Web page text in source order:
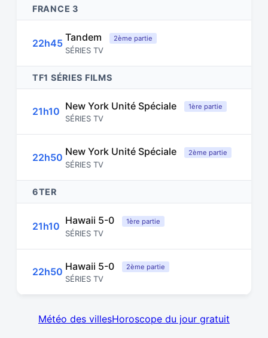
FRANCE 3
22h45 Tandem 2ème partie
SÉRIES TV
TF1 SÉRIES FILMS
21h10 New York Unité Spéciale 1ère partie
SÉRIES TV
22h50 New York Unité Spéciale 2ème partie
SÉRIES TV
6TER
21h10 Hawaii 5-0 1ère partie
SÉRIES TV
22h50 Hawaii 5-0 2ème partie
SÉRIES TV
Météo des villesHoroscope du jour gratuit